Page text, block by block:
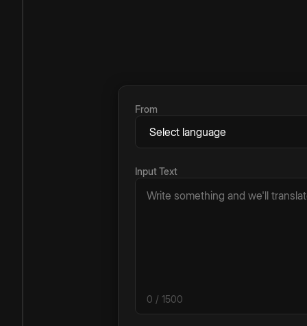
From
Input Text
0 / 1500